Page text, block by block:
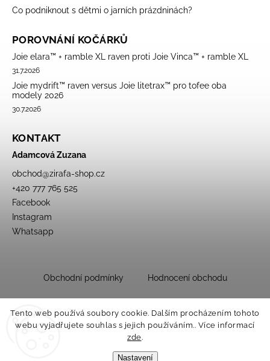
Tento web používá soubory cookie. Dalším procházením tohoto
webu vyjadřujete souhlas s jejich používáním.. Více informací
zde.
Nastavení
Co podniknout s dětmi o jarních prázdninách?
POROVNÁNÍ KOČÁRKŮ
Joie elara™ + ramble XL raven proti Joie Vinca™ + ramble XL
31.7.2026
Joie mydrift™ raven versus Joie litetrax™ pro tofee oba
modely 2026
30.7.2026
KONTAKT
Adamcová Zuzana
obchod@zirafa-shop.cz
+420 777 765 525
Facebook
Instagram
Whatsapp
Obchodní podmínky Hodnocení obchodu